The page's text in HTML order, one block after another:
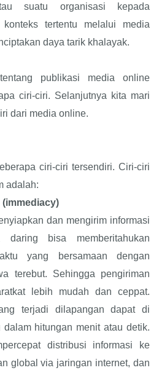
suatu organisasi kepada
tertentu melalui media
daya tarik khalayak.
publikasi media online
ciri-ciri. Selanjutnya kita mari
dari media online.
ciri-ciri tersendiri. Ciri-ciri
adalah:
dan mengirim informasi
bisa memberitahukan
yang bersamaan dengan
terebut. Sehingga pengiriman
lebih mudah dan ceppat.
terjadi dilapangan dapat di
hitungan menit atau detik.
distribusi informasi ke
global via jaringan internet, dan